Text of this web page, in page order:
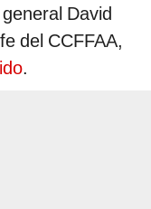
David
del CCFFAA,
.